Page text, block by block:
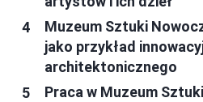
Muzeum Sztuki
jako przykład
architektonicznego
Praca w Muzeum